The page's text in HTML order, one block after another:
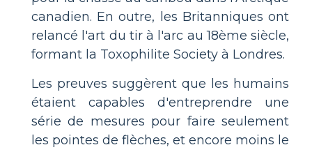
canadien. En outre, les Britanniques ont
relancé l'art du tir à l'arc au 18ème siècle,
formant la Toxophilite Society à Londres.
Les preuves suggèrent que les humains
étaient capables d'entreprendre une
série de mesures pour faire seulement
les pointes de flèches, et encore moins le